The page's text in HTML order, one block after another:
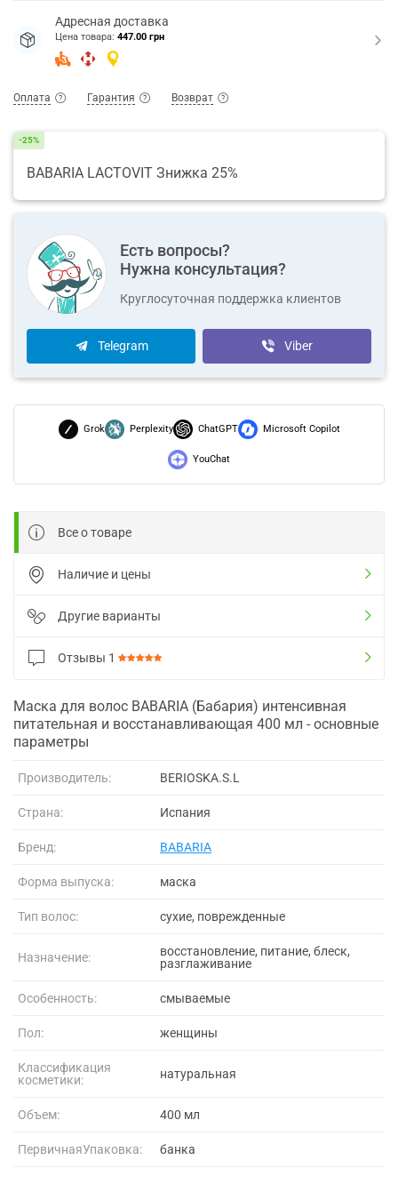
Адресная доставка
Цена товара: 447.00 грн
Оплата Гарантия Возврат
-25%
BABARIA LACTOVIT Знижка 25%
Есть вопросы?
Нужна консультация?
Круглосуточная поддержка клиентов
Telegram Viber
Grok Perplexity ChatGPT Microsoft Copilot
YouChat
Все о товаре
Наличие и цены
Другие варианты
Отзывы 1
Маска для волос BABARIA (Бабария) интенсивная
питательная и восстанавливающая 400 мл - основные
параметры
Производитель: BERIOSKA.S.L
Страна: Испания
Бренд: BABARIA
Форма выпуска: маска
Тип волос: сухие, поврежденные
Назначение:
восстановление, питание, блеск,
разглаживание
Особенность: смываемые
Пол: женщины
Классификация
косметики:
натуральная
Объем: 400 мл
ПервичнаяУпаковка: банка